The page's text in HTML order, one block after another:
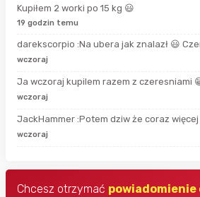
Kupiłem 2 worki po 15 kg 😃
19 godzin temu
darekscorpio :Na ubera jak znalazł 😃
wczoraj
Ja wczoraj kupilem razem z czeresniami
wczoraj
JackHammer :Potem dziw że coraz więcej
wczoraj
Chcesz otrzymać powiadomienie